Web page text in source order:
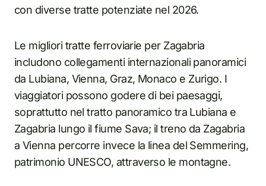
con diverse tratte potenziate nel 2026.
Le migliori tratte ferroviarie per Zagabria
includono collegamenti internazionali panoramici
da Lubiana, Vienna, Graz, Monaco e Zurigo. I
viaggiatori possono godere di bei paesaggi,
soprattutto nel tratto panoramico tra Lubiana e
Zagabria lungo il fiume Sava; il treno da Zagabria
a Vienna percorre invece la linea del Semmering,
patrimonio UNESCO, attraverso le montagne.